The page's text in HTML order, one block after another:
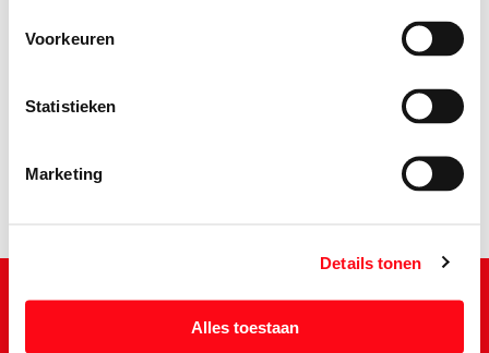
Voorkeuren
Statistieken
Marketing
Details tonen
Alles toestaan
1.49